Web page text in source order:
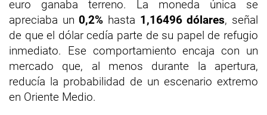
euro ganaba terreno. La moneda única se
apreciaba un0,2% hasta 1,16496 dólares, señal
de que el dólar cedía parte de su papel de refugio
inmediato. Ese comportamiento encaja con un
mercado que, al menos durante la apertura,
reducía la probabilidad de un escenario extremo
en Oriente Medio.